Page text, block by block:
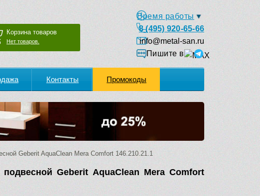
Корзина товаров
Нет товаров.
Время работы
8 (495) 920-65-66
info@metal-san.ru
Пишите в
Контакты Промокоды
Geberit AquaClean Mera Comfort 146.210.21.1
подвесной Geberit AquaClean Mera Comfort